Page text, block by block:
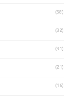
(58)
(32)
(31)
(21)
(16)